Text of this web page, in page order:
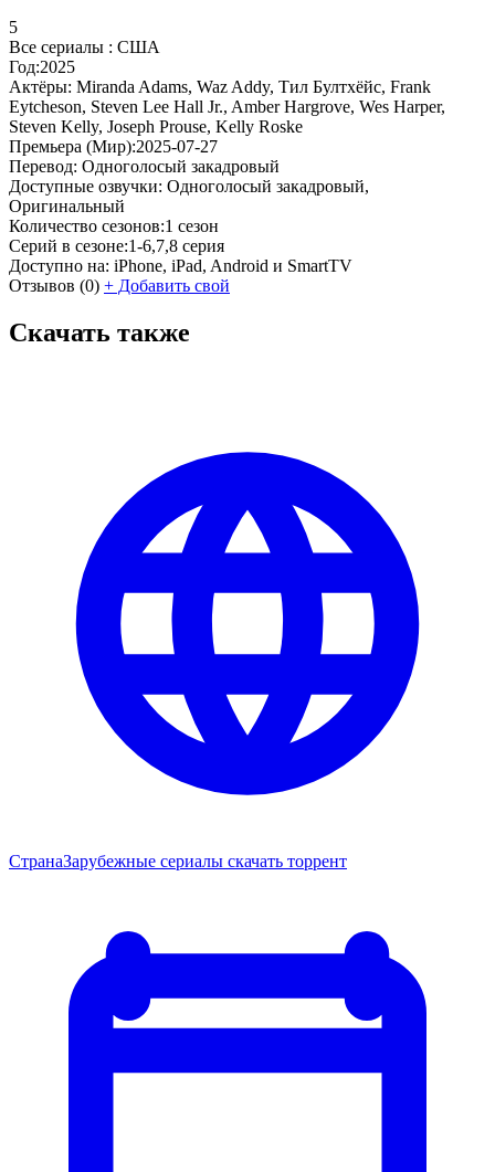
5
Все сериалы : США
Год:2025
Актёры: Miranda Adams, Waz Addy, Тил Бултхёйс, Frank
Eytcheson, Steven Lee Hall Jr., Amber Hargrove, Wes Harper,
Steven Kelly, Joseph Prouse, Kelly Roske
Премьера (Мир):2025-07-27
Перевод: Одноголосый закадровый
Доступные озвучки: Одноголосый закадровый,
Оригинальный
Количество сезонов:1 сезон
Серий в сезоне:1-6,7,8 серия
Доступно на: iPhone, iPad, Android и SmartTV
Отзывов (0) + Добавить свой
Скачать также
СтранаЗарубежные сериалы скачать торрент